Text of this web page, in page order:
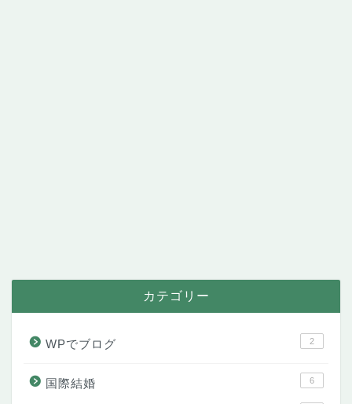
カテゴリー
WPでブログ 2
国際結婚 6